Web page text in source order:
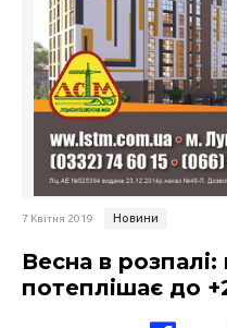
7 Квітня 2019 Новини
Весна в розпалі:
потеплішає до